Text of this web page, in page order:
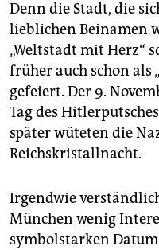
Denn die Stadt, die
lieblichen Beinamen
„Weltstadt mit Herz“
früher auch schon als
gefeiert. Der 9.
Tag des
später wüteten die
Reichskristallnacht.
Irgendwie
München wenig
symbolstarken